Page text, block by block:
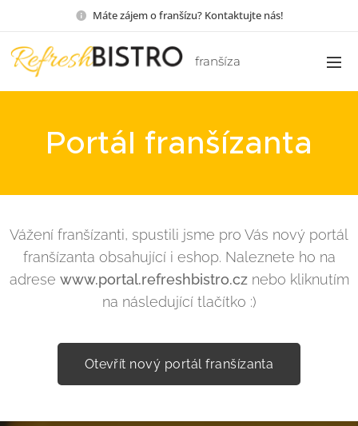
Máte zájem o franšízu? Kontaktujte nás!
franšíza
Portál franšízanta
Vážení franšízanti, spustili jsme pro Vás nový portál
franšízanta obsahující i eshop. Naleznete ho na
adrese www.portal.refreshbistro.cznebo kliknutím
na následující tlačítko :)
Otevřít nový portál franšízanta